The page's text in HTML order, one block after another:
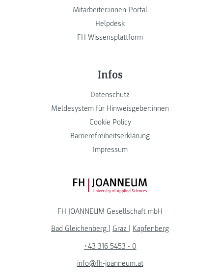
Mitarbeiter:innen-Portal
Helpdesk
FH Wissensplattform
Infos
Datenschutz
Meldesystem für Hinweisgeber:innen
Cookie Policy
Barrierefreiheitserklärung
Impressum
FH JOANNEUM Logo
FH JOANNEUM Gesellschaft mbH
Bad Gleichenberg
Graz
Kapfenberg
+43 316 5453 - 0
info@fh-joanneum.at